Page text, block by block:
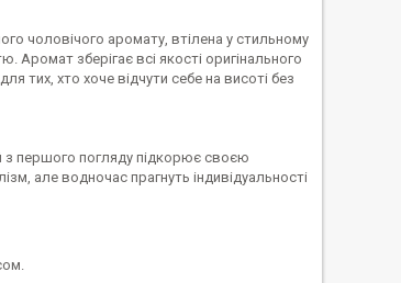
чоловічого аромату, втілена у стильному
зберігає всі якості оригінального
тих, хто хоче відчути себе на висоті без
з першого погляду підкорює своєю
але водночас прагнуть індивідуальності